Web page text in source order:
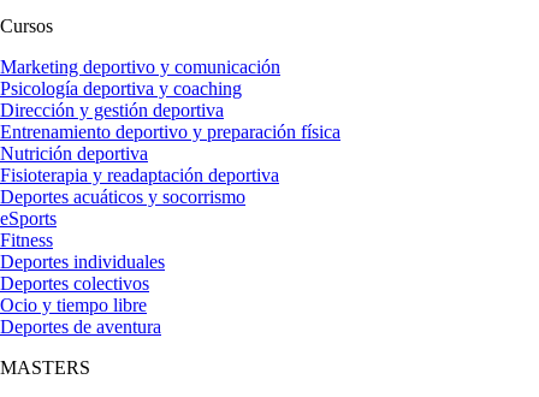
Cursos
Marketing deportivo y comunicación
Psicología deportiva y coaching
Dirección y gestión deportiva
Entrenamiento deportivo y preparación física
Nutrición deportiva
Fisioterapia y readaptación deportiva
Deportes acuáticos y socorrismo
eSports
Fitness
Deportes individuales
Deportes colectivos
Ocio y tiempo libre
Deportes de aventura
MASTERS